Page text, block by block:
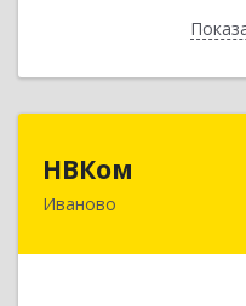
НВКом
Иваново
153000,